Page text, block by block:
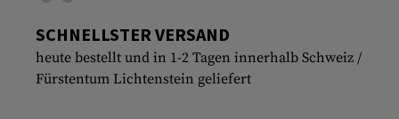
SCHNELLSTER VERSAND
heute bestellt und in 1-2 Tagen innerhalb Schweiz /
Fürstentum Lichtenstein geliefert